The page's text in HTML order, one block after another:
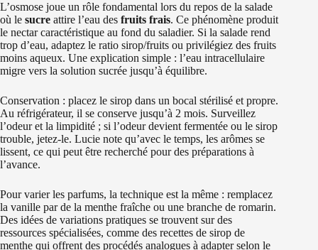
L’osmose joue un rôle fondamental lors du repos de la salade
où le sucre attire l’eau des fruits frais. Ce phénomène produit
le nectar caractéristique au fond du saladier. Si la salade rend
trop d’eau, adaptez le ratio sirop/fruits ou privilégiez des fruits
moins aqueux. Une explication simple : l’eau intracellulaire
migre vers la solution sucrée jusqu’à équilibre.
Conservation : placez le sirop dans un bocal stérilisé et propre.
Au réfrigérateur, il se conserve jusqu’à 2 mois. Surveillez
l’odeur et la limpidité ; si l’odeur devient fermentée ou le sirop
trouble, jetez-le. Lucie note qu’avec le temps, les arômes se
lissent, ce qui peut être recherché pour des préparations à
l’avance.
Pour varier les parfums, la technique est la même : remplacez
la vanille par de la menthe fraîche ou une branche de romarin.
Des idées de variations pratiques se trouvent sur des
ressources spécialisées, comme des recettes de sirop de
menthe qui offrent des procédés analogues à adapter selon le